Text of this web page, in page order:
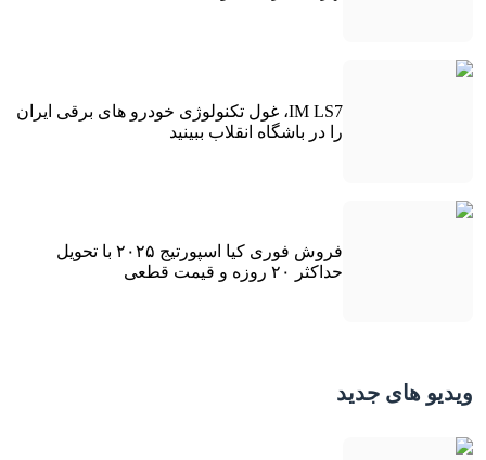
IM LS7، غول تکنولوژی خودرو های برقی ایران
را در باشگاه انقلاب ببینید
فروش فوری کیا اسپورتیج ۲۰۲۵ با تحویل
حداکثر ۲۰ روزه و قیمت قطعی
ویدیو های جدید